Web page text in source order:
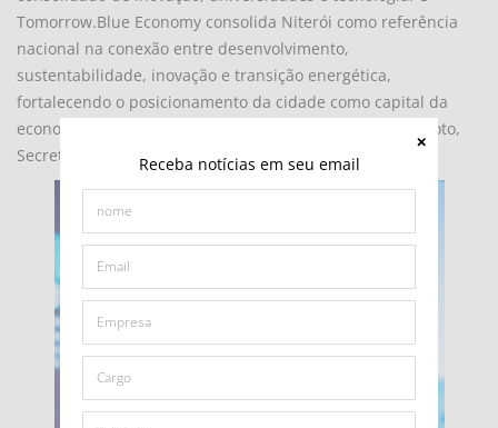
Receba notícias em seu email
Tomorrow.Blue Economy consolida Niterói como referência
nacional na conexão entre desenvolvimento,
sustentabilidade, inovação e transição energética,
fortalecendo o posicionamento da cidade como capital da
economia do mar da América Latina", afirma Felipe Peixoto,
Secretário Executivo da Prefeitura de Niterói.